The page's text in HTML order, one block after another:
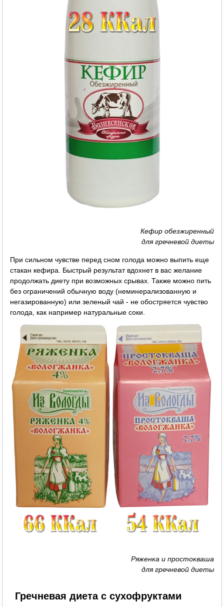
Кефир обезжиренный
для гречневой диеты
При сильном чувстве перед сном голода можно выпить еще
стакан кефира. Быстрый результат вдохнет в вас желание
продолжать диету при возможных срывах. Также можно пить
без ограничений обычную воду (неминерализованную и
негазированную) или зеленый чай - не обостряется чувство
голода, как например натуральные соки.
Ряженка и простокваша
для гречневой диеты
Гречневая диета с сухофруктами